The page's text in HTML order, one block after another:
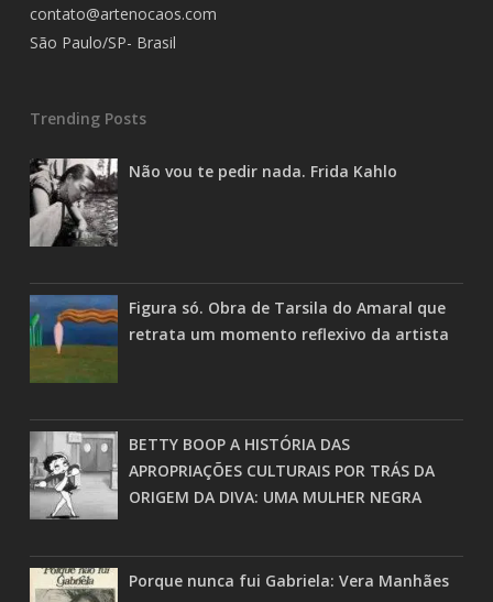
contato@artenocaos.com
São Paulo/SP- Brasil
Trending Posts
Não vou te pedir nada. Frida Kahlo
Figura só. Obra de Tarsila do Amaral que
retrata um momento reflexivo da artista
BETTY BOOP A HISTÓRIA DAS
APROPRIAÇÕES CULTURAIS POR TRÁS DA
ORIGEM DA DIVA: UMA MULHER NEGRA
Porque nunca fui Gabriela: Vera Manhães